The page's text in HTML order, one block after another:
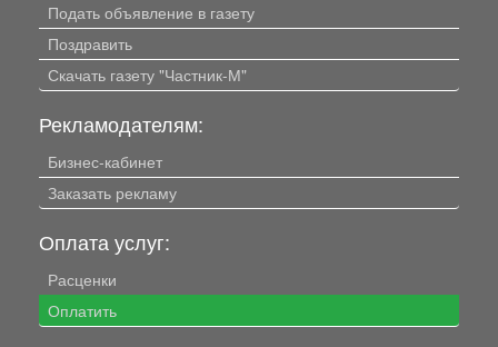
Подать объявление в газету
Поздравить
Скачать газету "Частник-М"
Рекламодателям:
Бизнес-кабинет
Заказать рекламу
Оплата услуг:
Расценки
Оплатить